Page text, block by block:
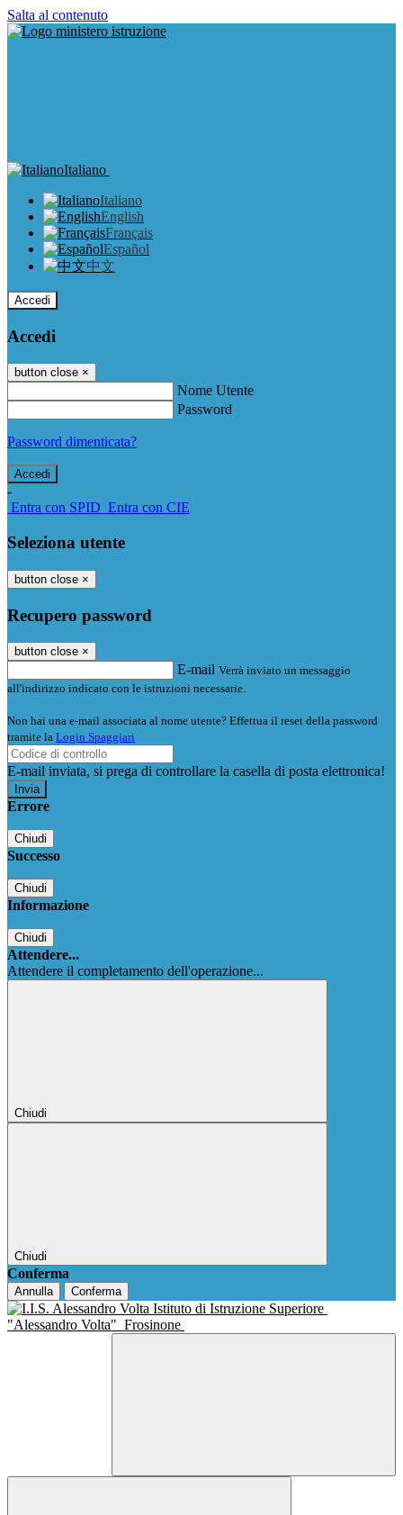
Salta al contenuto
Italiano
Italiano
English
Français
Español
中文
Accedi
Accedi
button close ×
Nome Utente
Password
Password dimenticata?
-
Entra con SPID Entra con CIE
Seleziona utente
button close ×
Recupero password
button close ×
E-mail Verrà inviato un messaggio
all'indirizzo indicato con le istruzioni necessarie.
Non hai una e-mail associata al nome utente? Effettua il reset della password
tramite la Login Spaggiari
E-mail inviata, si prega di controllare la casella di posta elettronica!
Errore
Chiudi
Successo
Chiudi
Informazione
Chiudi
Attendere...
Attendere il completamento dell'operazione...
Chiudi
Chiudi
Conferma
Annulla Conferma
Istituto di Istruzione Superiore
"Alessandro Volta" Frosinone